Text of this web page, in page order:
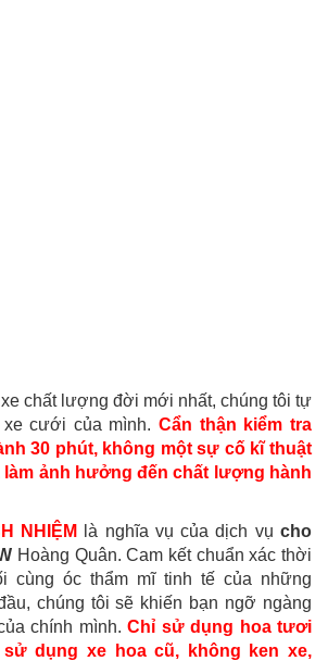
chất lượng đời mới nhất, chúng tôi tự
cưới của mình. Cẩn thận kiểm tra
30 phút, không một sự cố kĩ thuật
làm ảnh hưởng đến chất lượng hành
NHIỆM
là nghĩa vụ của dịch vụcho
Hoàng Quân. Cam kết chuẩn xác thời
cùng óc thẩm mĩ tinh tế của những
chúng tôi sẽ khiến bạn ngỡ ngàng
chính mình. Chỉ sử dụng hoa tươi
sử dụng xe hoa cũ, không ken xe,